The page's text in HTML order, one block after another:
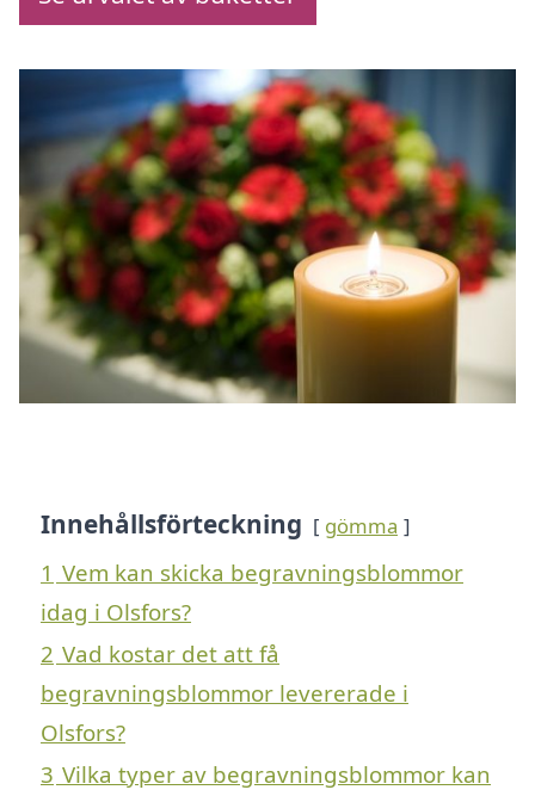
Innehållsförteckning gömma
1 Vem kan skicka begravningsblommor
idag i Olsfors?
2 Vad kostar det att få
begravningsblommor levererade i
Olsfors?
3 Vilka typer av begravningsblommor kan